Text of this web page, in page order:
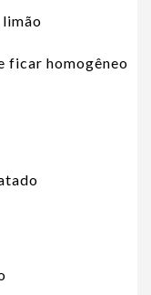
limão
ficar homogêneo